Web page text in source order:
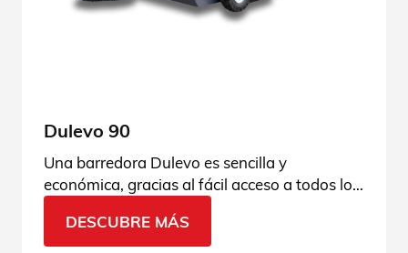
Dulevo 90
Una barredora Dulevo es sencilla y
económica, gracias al fácil acceso a todos los
hidráulica. Consulta todos los detalles.
DESCUBRE MÁS